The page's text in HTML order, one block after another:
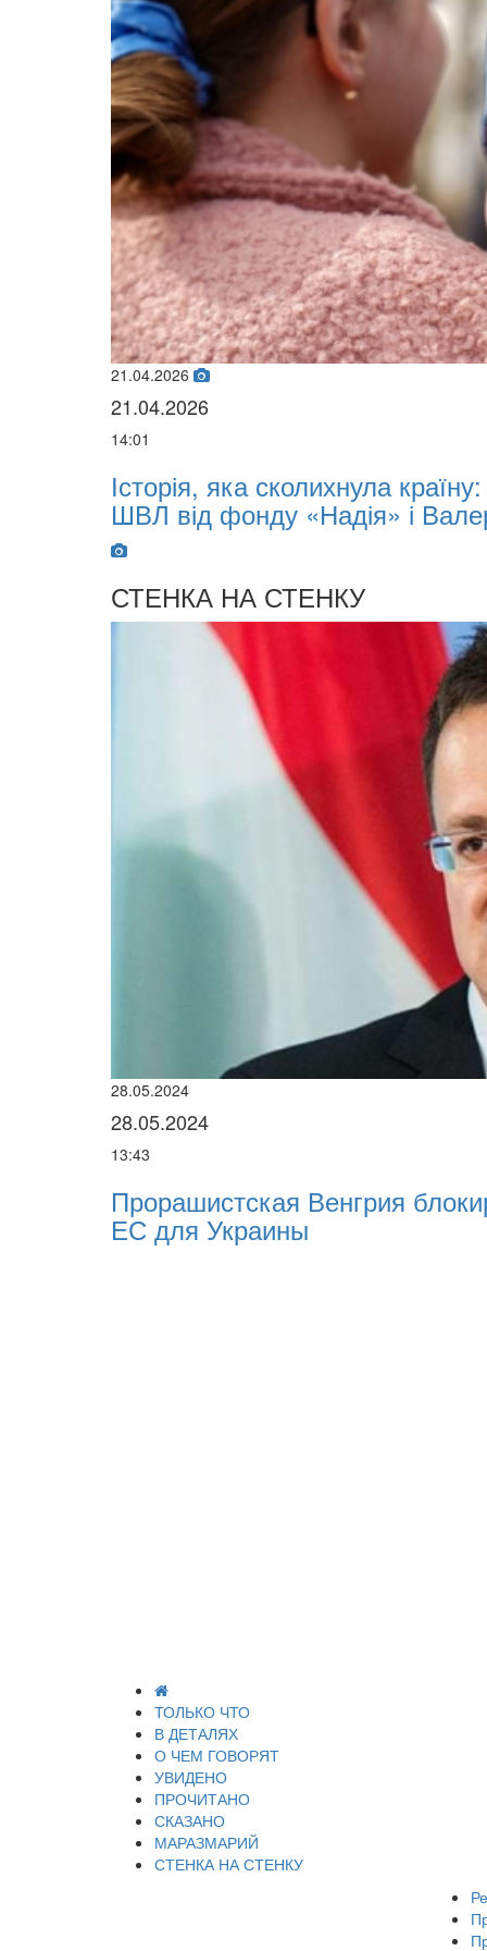
21.04.2026
21.04.2026
14:01
Історія, яка сколихнула
ШВЛ від фонду «Надія» і
СТЕНКА НА СТЕНКУ
28.05.2024
28.05.2024
13:43
Прорашистская Венгрия
ЕС для Украины
ТОЛЬКО ЧТО
В ДЕТАЛЯХ
О ЧЕМ ГОВОРЯТ
УВИДЕНО
ПРОЧИТАНО
СКАЗАНО
МАРАЗМАРИЙ
СТЕНКА НА СТЕНКУ